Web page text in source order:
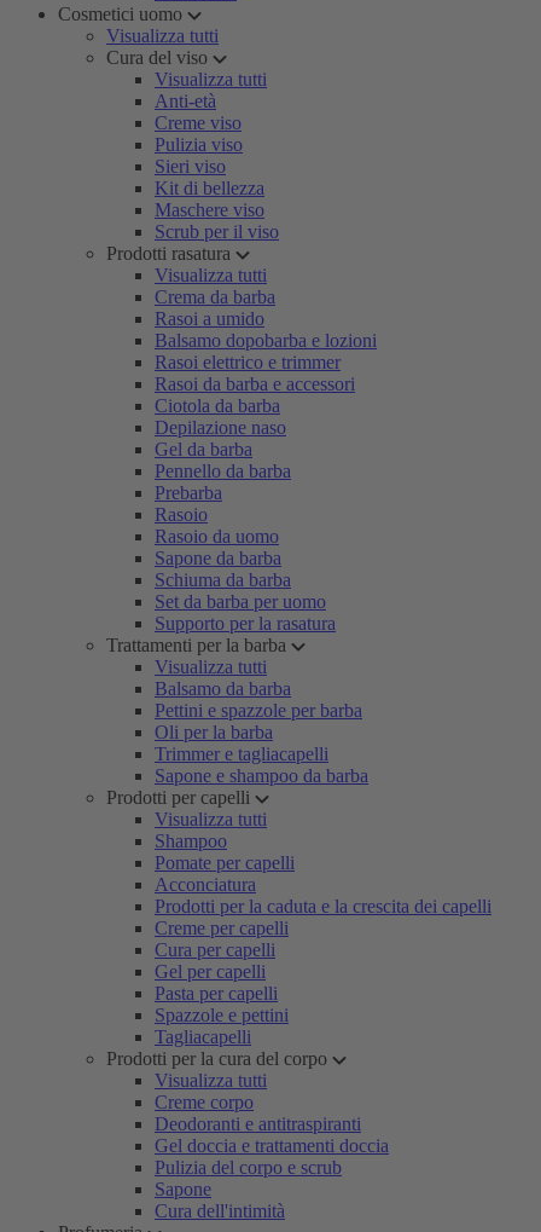
Cosmetici uomo
Visualizza tutti
Cura del viso
Visualizza tutti
Anti-età
Creme viso
Pulizia viso
Sieri viso
Kit di bellezza
Maschere viso
Scrub per il viso
Prodotti rasatura
Visualizza tutti
Crema da barba
Rasoi a umido
Balsamo dopobarba e lozioni
Rasoi elettrico e trimmer
Rasoi da barba e accessori
Ciotola da barba
Depilazione naso
Gel da barba
Pennello da barba
Prebarba
Rasoio
Rasoio da uomo
Sapone da barba
Schiuma da barba
Set da barba per uomo
Supporto per la rasatura
Trattamenti per la barba
Visualizza tutti
Balsamo da barba
Pettini e spazzole per barba
Oli per la barba
Trimmer e tagliacapelli
Sapone e shampoo da barba
Prodotti per capelli
Visualizza tutti
Shampoo
Pomate per capelli
Acconciatura
Prodotti per la caduta e la crescita dei capelli
Creme per capelli
Cura per capelli
Gel per capelli
Pasta per capelli
Spazzole e pettini
Tagliacapelli
Prodotti per la cura del corpo
Visualizza tutti
Creme corpo
Deodoranti e antitraspiranti
Gel doccia e trattamenti doccia
Pulizia del corpo e scrub
Sapone
Cura dell'intimità